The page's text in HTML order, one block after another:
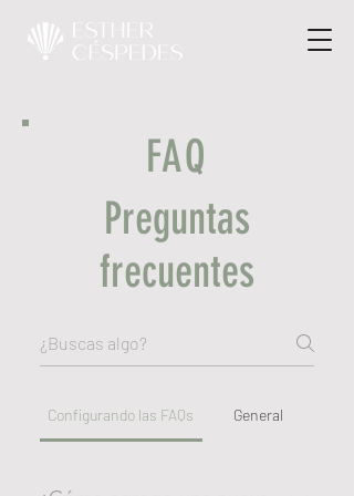
FAQ
Preguntas
frecuentes
Configurando las FAQs General